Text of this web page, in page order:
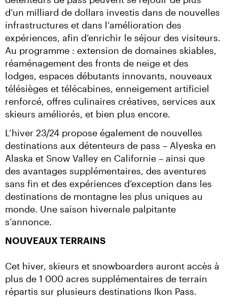
d’un milliard de dollars investis dans de nouvelles
infrastructures et dans l’amélioration des
expériences, afin d’enrichir le séjour des visiteurs.
Au programme : extension de domaines skiables,
réaménagement des fronts de neige et des
lodges, espaces débutants innovants, nouveaux
télésièges et télécabines, enneigement artificiel
renforcé, offres culinaires créatives, services aux
skieurs améliorés, et bien plus encore.
L’hiver 23/24 propose également de nouvelles
destinations aux détenteurs de pass – Alyeska en
Alaska et Snow Valley en Californie – ainsi que
des avantages supplémentaires, des aventures
sans fin et des expériences d’exception dans les
destinations de montagne les plus uniques au
monde. Une saison hivernale palpitante
s’annonce.
NOUVEAUX TERRAINS
Cet hiver, skieurs et snowboarders auront accès à
plus de 1 000 acres supplémentaires de terrain
répartis sur plusieurs destinations Ikon Pass.